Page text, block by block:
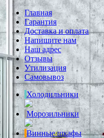
Главная
Гарантия
Доставка и оплата
Напишите нам
Наш адрес
Отзывы
Утилизация
Самовывоз
Холодильники
Морозильники
Винные шкафы